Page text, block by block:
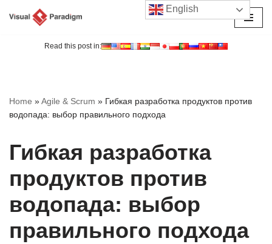
Read this post in:
Home »Agile & Scrum » Гибкая разработка продуктов против
водопада: выбор правильного подхода
Гибкая разработка
продуктов против
водопада: выбор
правильного подхода
English